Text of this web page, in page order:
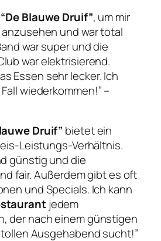
Blauwe Druif”, um mir
und war total
war super und die
war elektrisierend.
Essen sehr lecker. Ich
wiederkommen!” –
Druif” bietet ein
Leistungs-Verhältnis.
günstig und die
fair. Außerdem gibt es oft
und Specials. Ich kann
jedem
der nach einem günstigen
Ausgehabend sucht!”